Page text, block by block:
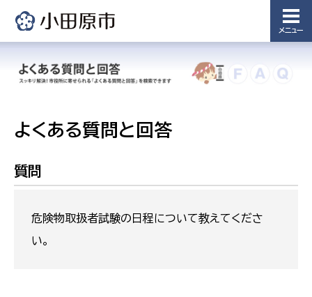
メニュー
よくある質問と回答
質問
危険物取扱者試験の日程について教えてくださ
い。